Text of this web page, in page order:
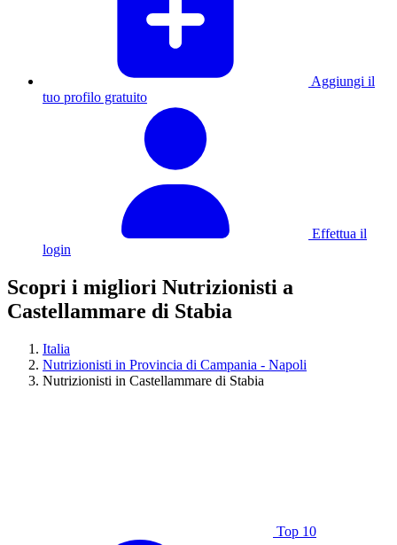
Aggiungi il
tuo profilo gratuito
Effettua il
login
Scopri i migliori Nutrizionisti a
Castellammare di Stabia
Italia
Nutrizionisti in Provincia di Campania - Napoli
Nutrizionisti in Castellammare di Stabia
Top 10